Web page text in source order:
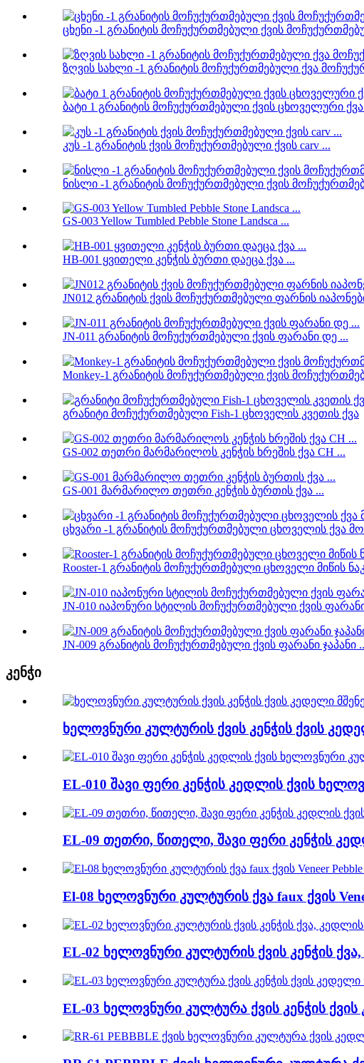
ცხენი -1 გრანიტის მოჩუქურთმებული ქვის
ზღვის სახლი -1 გრანიტის მოჩუქურთმებული ქვა
ბატი 1 გრანიტის მოჩუქურთმებული ქვის ცხოველური ქვა
კუს -1 გრანიტის ქვის მოჩუქურთმებული ქვის carv ...
ნისლი -1 გრანიტის მოჩუქურთმებული ქვის
GS-003 Yellow Tumbled Pebble Stone Landsca ...
HB-001 ყვითელი კენჭის ბურთი დაეცა ქვა ...
JN012 გრანიტის ქვის მოჩუქურთმებული ფარნის
JN-011 გრანიტის მოჩუქურთმებული ქვის ფარანი დე ...
Monkey-1 გრანიტის მოჩუქურთმებული ქვის
გრანიტი მოჩუქურთმებული Fish-1 ცხოველის კვეთის ქვა
GS-002 თეთრი მარმარილოს კენჭის ხრეშის ქვა CH ...
GS-001 მარმარილო თეთრი კენჭის ბურთის ქვა ...
ცხვარი -1 გრანიტის მოჩუქურთმებული ცხოველის ქვა
Rooster-1 გრანიტის მოჩუქურთმებული ცხოველი მიწის
JN-010 იაპონური სტილის მოჩუქურთმებული ქვის
JN-009 გრანიტის მოჩუქურთმებული ქვის ფარანი ჯაპანი
კენჭი
ხელოვნური კულტურის ქვის კენჭის ქვის
EL-010 შავი ფერი კენჭის კედლის ქვის
EL-09 თეთრი, წითელი, შავი ფერი კენჭის
El-08 ხელოვნური კულტურის ქვა faux ქვის
EL-02 ხელოვნური კულტურის ქვის კენჭის
EL-03 ხელოვნური კულტურა ქვის კენჭის